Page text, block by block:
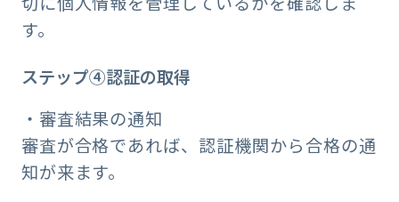
す。
ステップ④認証の取得
・審査結果の通知
審査が合格であれば、認証機関から合格の通
知が来ます。